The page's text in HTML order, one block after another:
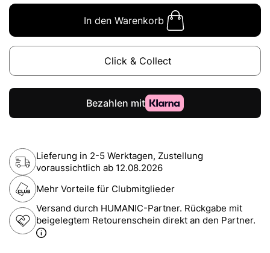
In den Warenkorb
Click & Collect
Lieferung in 2-5 Werktagen, Zustellung
voraussichtlich ab 12.08.2026
Mehr Vorteile für Clubmitglieder
Versand durch HUMANIC-Partner. Rückgabe mit
beigelegtem Retourenschein direkt an den Partner.